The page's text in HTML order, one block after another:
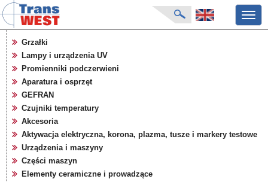
strona główna
aktualności
o firmie
katalog produktów
producenci
karty zapytań
pliki do pobrania
targi
Grzałki
Lampy i urządzenia UV
Promienniki podczerwieni
Aparatura i osprzęt
GEFRAN
Czujniki temperatury
Akcesoria
Aktywacja elektryczna, korona, plazma, tusze i markery testowe
Urządzenia i maszyny
Części maszyn
Elementy ceramiczne i prowadzące